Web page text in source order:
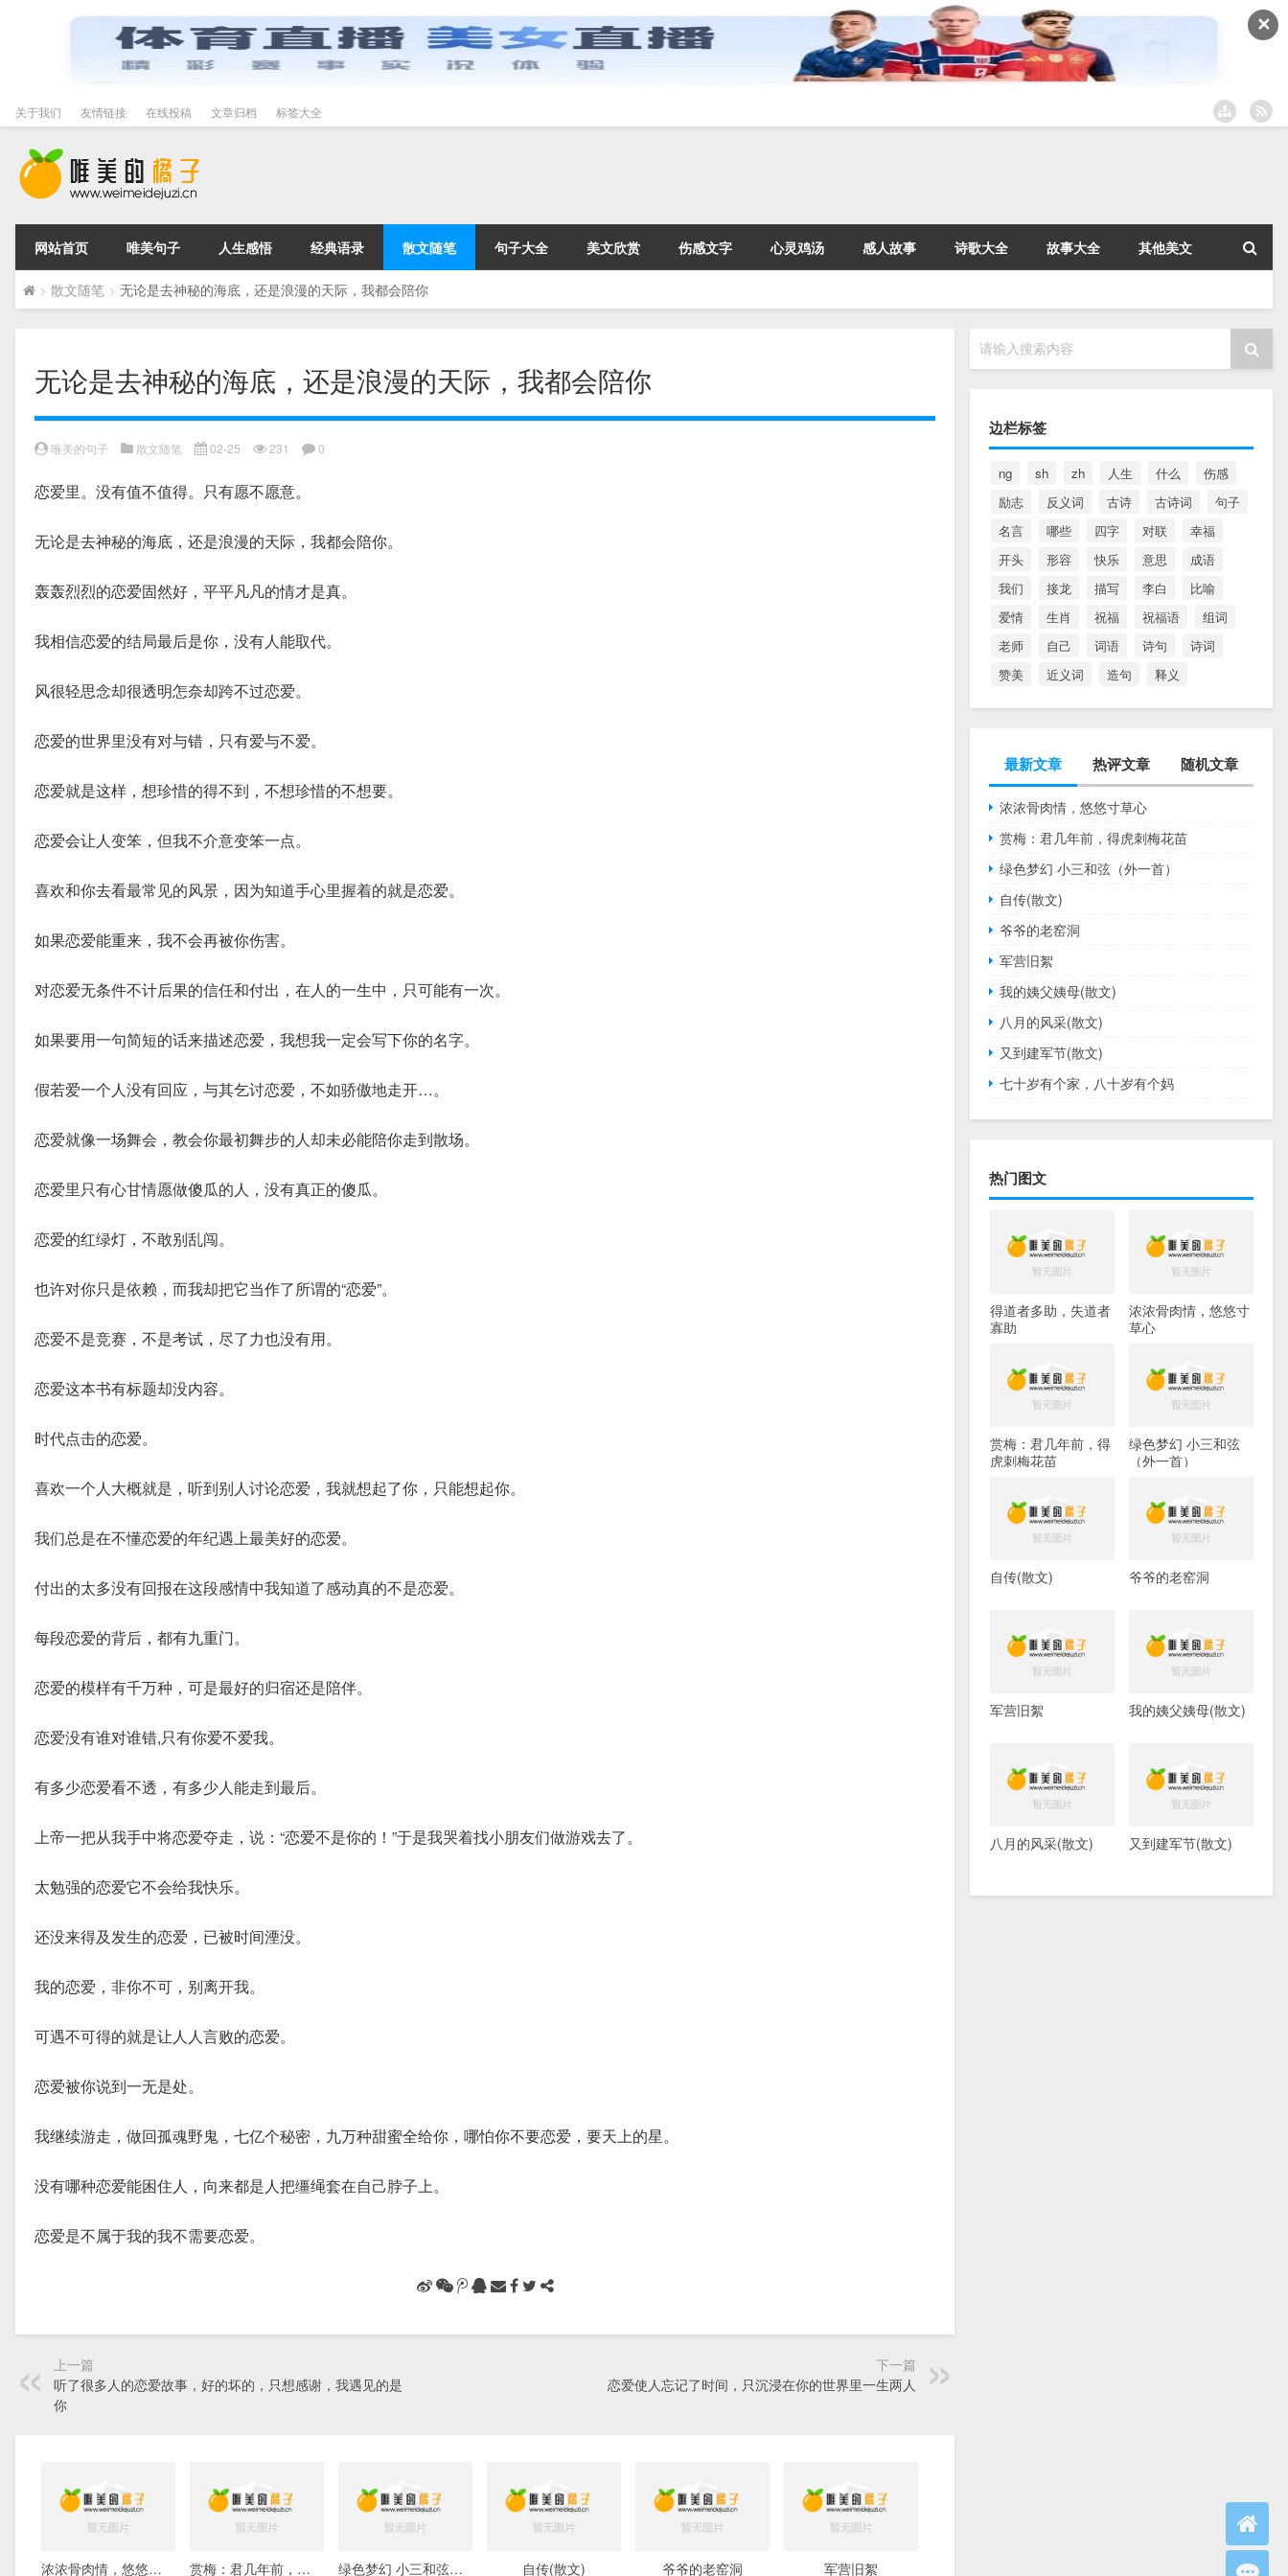
✕
关于我们 友情链接 在线投稿 文章归档 标签大全
网站首页 唯美句子 人生感悟 经典语录 散文随笔 句子大全 美文欣赏 伤感文字 心灵鸡汤 感人故事 诗歌大全 故事大全 其他美文
> 散文随笔 > 无论是去神秘的海底，还是浪漫的天际，我都会陪你
无论是去神秘的海底，还是浪漫的天际，我都会陪你
唯美的句子 散文随笔 02-25 231 0
恋爱里。没有值不值得。只有愿不愿意。
无论是去神秘的海底，还是浪漫的天际，我都会陪你。
轰轰烈烈的恋爱固然好，平平凡凡的情才是真。
我相信恋爱的结局最后是你，没有人能取代。
风很轻思念却很透明怎奈却跨不过恋爱。
恋爱的世界里没有对与错，只有爱与不爱。
恋爱就是这样，想珍惜的得不到，不想珍惜的不想要。
恋爱会让人变笨，但我不介意变笨一点。
喜欢和你去看最常见的风景，因为知道手心里握着的就是恋爱。
如果恋爱能重来，我不会再被你伤害。
对恋爱无条件不计后果的信任和付出，在人的一生中，只可能有一次。
如果要用一句简短的话来描述恋爱，我想我一定会写下你的名字。
假若爱一个人没有回应，与其乞讨恋爱，不如骄傲地走开…。
恋爱就像一场舞会，教会你最初舞步的人却未必能陪你走到散场。
恋爱里只有心甘情愿做傻瓜的人，没有真正的傻瓜。
恋爱的红绿灯，不敢别乱闯。
也许对你只是依赖，而我却把它当作了所谓的“恋爱”。
恋爱不是竞赛，不是考试，尽了力也没有用。
恋爱这本书有标题却没内容。
时代点击的恋爱。
喜欢一个人大概就是，听到别人讨论恋爱，我就想起了你，只能想起你。
我们总是在不懂恋爱的年纪遇上最美好的恋爱。
付出的太多没有回报在这段感情中我知道了感动真的不是恋爱。
每段恋爱的背后，都有九重门。
恋爱的模样有千万种，可是最好的归宿还是陪伴。
恋爱没有谁对谁错,只有你爱不爱我。
有多少恋爱看不透，有多少人能走到最后。
上帝一把从我手中将恋爱夺走，说：“恋爱不是你的！”于是我哭着找小朋友们做游戏去了。
太勉强的恋爱它不会给我快乐。
还没来得及发生的恋爱，已被时间湮没。
我的恋爱，非你不可，别离开我。
可遇不可得的就是让人人言败的恋爱。
恋爱被你说到一无是处。
我继续游走，做回孤魂野鬼，七亿个秘密，九万种甜蜜全给你，哪怕你不要恋爱，要天上的星。
没有哪种恋爱能困住人，向来都是人把缰绳套在自己脖子上。
恋爱是不属于我的我不需要恋爱。
上一篇
听了很多人的恋爱故事，好的坏的，只想感谢，我遇见的是
你
下一篇
恋爱使人忘记了时间，只沉浸在你的世界里一生两人
浓浓骨肉情，悠悠寸草心 赏梅：君几年前，得虎刺梅花苗 绿色梦幻 小三和弦（外一首） 自传(散文) 爷爷的老窑洞 军营旧絮
请输入搜索内容
边栏标签
ng sh zh 人生 什么
伤感
励志
反义词 古诗 古诗词
句子
名言
哪些 四字 对联
幸福
开头
形容 快乐 意思
成语
我们
接龙 描写 李白
比喻
爱情
生肖 祝福 祝福语
组词
老师
自己 词语 诗句
诗词
赞美
近义词 造句 释义
最新文章 热评文章 随机文章
浓浓骨肉情，悠悠寸草心
赏梅：君几年前，得虎刺梅花苗
绿色梦幻 小三和弦（外一首）
自传(散文)
爷爷的老窑洞
军营旧絮
我的姨父姨母(散文)
八月的风采(散文)
又到建军节(散文)
七十岁有个家，八十岁有个妈
热门图文
得道者多助，失道者
寡助
浓浓骨肉情，悠悠寸
草心
赏梅：君几年前，得
虎刺梅花苗
绿色梦幻 小三和弦
（外一首）
自传(散文) 爷爷的老窑洞
军营旧絮 我的姨父姨母(散文)
八月的风采(散文) 又到建军节(散文)